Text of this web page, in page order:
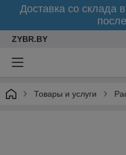
Доставка со склада
ZYBR.BY
Товары и услуги